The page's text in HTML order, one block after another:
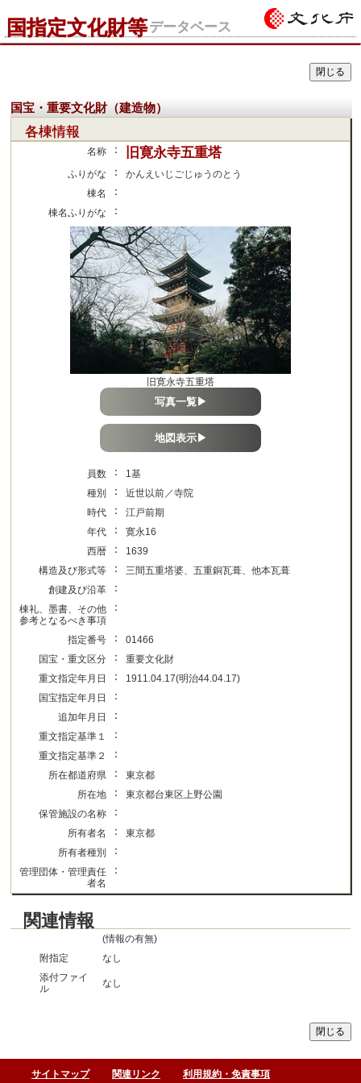
国指定文化財等データベース
国宝・重要文化財（建造物）
各棟情報
名称 ： 旧寛永寺五重塔
ふりがな ：
かんえいじごじゅうのとう
棟名
：
棟名ふりがな ：
旧寛永寺五重塔
写真一覧▶
地図表示▶
員数 ：
1基
種別
：
近世以前／寺院
時代
：
江戸前期
年代
：
寛永16
西暦
：
1639
構造及び形式等
：
三間五重塔婆、五重銅瓦葺、他本瓦葺
創建及び沿革
：
棟礼、墨書、その他
参考となるべき事項
：
指定番号 ：
01466
国宝・重文区分
：
重要文化財
重文指定年月日
：
1911.04.17(明治44.04.17)
国宝指定年月日
：
追加年月日 ：
重文指定基準１ ：
重文指定基準２ ：
所在都道府県 ：
東京都
所在地
：
東京都台東区上野公園
保管施設の名称
：
所有者名 ：
東京都
所有者種別
：
管理団体・管理責任
者名
：
関連情報
(情報の有無)
附指定
なし
添付ファイ
ル
なし
サイトマップ 関連リンク 利用規約・免責事項